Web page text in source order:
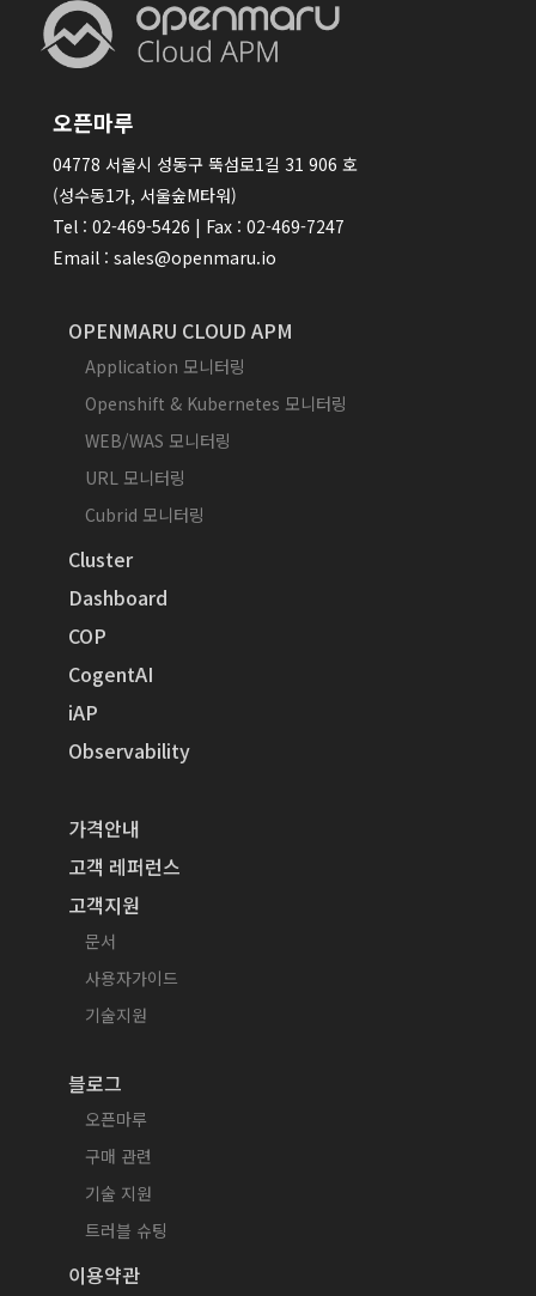
오픈마루
04778 서울시 성동구 뚝섬로1길 31 906 호
(성수동1가, 서울숲M타워)
Tel : 02-469-5426 | Fax : 02-469-7247
Email : sales@openmaru.io
OPENMARU CLOUD APM
Application 모니터링
Openshift & Kubernetes 모니터링
WEB/WAS 모니터링
URL 모니터링
Cubrid 모니터링
Cluster
Dashboard
COP
CogentAI
iAP
Observability
가격안내
고객 레퍼런스
고객지원
문서
사용자가이드
기술지원
블로그
오픈마루
구매 관련
기술 지원
트러블 슈팅
이용약관